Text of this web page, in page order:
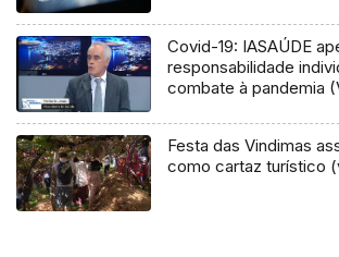
Covid-19: IASAÚDE
responsabilidade
combate à pandemia
Festa das Vindimas
como cartaz turístico